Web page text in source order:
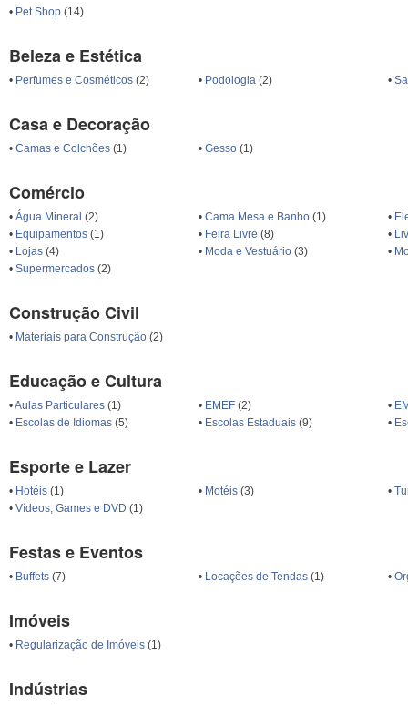
• Pet Shop (14)
Beleza e Estética
• Perfumes e Cosméticos (2) • Podologia(2) •
Casa e Decoração
• Camas e Colchões (1) • Gesso(1)
Comércio
• Água Mineral (2) • Cama Mesa e Banho(1) •
• Equipamentos (1) • Feira Livre (8) •
• Lojas (4) • Moda e Vestuário(3) •
• Supermercados (2)
Construção Civil
• Materiais para Construção (2)
Educação e Cultura
•Aulas Particulares (1) • EMEF(2) •
• Escolas de Idiomas (5) • Escolas Estaduais(9) •
Esporte e Lazer
• Hotéis (1) • Motéis(3) •
• Vídeos, Games e DVD (1)
Festas e Eventos
• Buffets (7) • Locações de Tendas(1) •
Imóveis
• Regularização de Imóveis (1)
Indústrias